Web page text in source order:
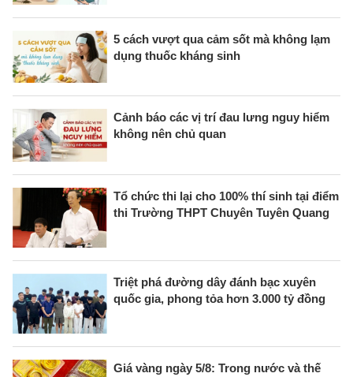
5 cách vượt qua cảm sốt mà không lạm
dụng thuốc kháng sinh
Cảnh báo các vị trí đau lưng nguy hiểm
không nên chủ quan
Tổ chức thi lại cho 100% thí sinh tại điểm
thi Trường THPT Chuyên Tuyên Quang
Triệt phá đường dây đánh bạc xuyên
quốc gia, phong tỏa hơn 3.000 tỷ đồng
Giá vàng ngày 5/8: Trong nước và thế